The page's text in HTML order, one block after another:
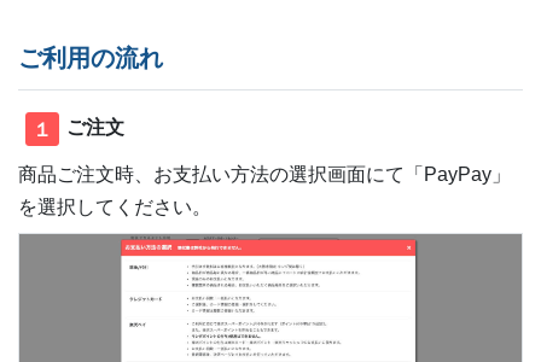
ご利用の流れ
１ ご注文
商品ご注文時、お支払い方法の選択画面にて「PayPay」
を選択してください。